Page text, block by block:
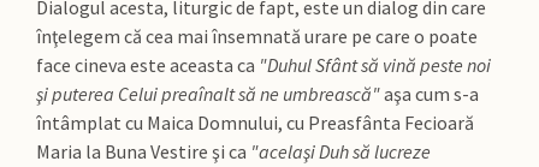
Dialogul acesta, liturgic de fapt, este un dialog din care
înţelegem că cea mai însemnată urare pe care o poate
face cineva este aceasta ca "Duhul Sfânt să vină peste noi
şi puterea Celui preaînalt să ne umbrească"aşa cum s-a
întâmplat cu Maica Domnului, cu Preasfânta Fecioară
Maria la Buna Vestire şi ca "acelaşi Duh să lucreze